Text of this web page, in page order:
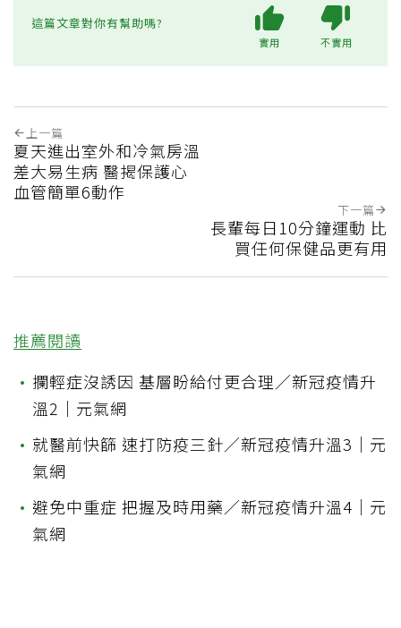
這篇文章對你有幫助嗎?
實用 不實用
上一篇
夏天進出室外和冷氣房溫
差大易生病 醫揭保護心
血管簡單6動作
下一篇
長輩每日10分鐘運動 比
買任何保健品更有用
推薦閱讀
• 攔輕症沒誘因 基層盼給付更合理／新冠疫情升
溫2｜元氣網
• 就醫前快篩 速打防疫三針／新冠疫情升溫3｜元
氣網
• 避免中重症 把握及時用藥／新冠疫情升溫4｜元
氣網